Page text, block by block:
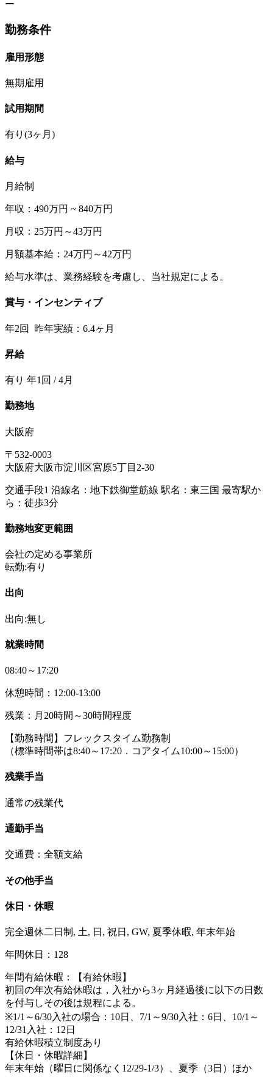
ー
勤務条件
雇用形態
無期雇用
試用期間
有り(3ヶ月)
給与
月給制
年収：490万円 ~ 840万円
月収：25万円～43万円
月額基本給：24万円～42万円
給与水準は、業務経験を考慮し、当社規定による。
賞与・インセンティブ
年2回 昨年実績：6.4ヶ月
昇給
有り 年1回 / 4月
勤務地
大阪府
〒532-0003
大阪府大阪市淀川区宮原5丁目2-30
交通手段1 沿線名：地下鉄御堂筋線 駅名：東三国 最寄駅か
ら：徒歩3分
勤務地変更範囲
会社の定める事業所
転勤:有り
出向
出向:無し
就業時間
08:40～17:20
休憩時間：12:00-13:00
残業：月20時間～30時間程度
【勤務時間】フレックスタイム勤務制
（標準時間帯は8:40～17:20．コアタイム10:00～15:00）
残業手当
通常の残業代
通勤手当
交通費：全額支給
その他手当
休日・休暇
完全週休二日制, 土, 日, 祝日, GW, 夏季休暇, 年末年始
年間休日：128
年間有給休暇：【有給休暇】
初回の年次有給休暇は，入社から3ヶ月経過後に以下の日数
を付与しその後は規程による。
※1/1～6/30入社の場合：10日、7/1～9/30入社：6日、10/1～
12/31入社：12日
有給休暇積立制度あり
【休日・休暇詳細】
年末年始（曜日に関係なく12/29-1/3）、夏季（3日）ほか